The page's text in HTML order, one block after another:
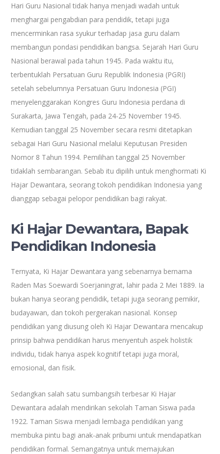
Hari Guru Nasional tidak hanya menjadi wadah untuk
menghargai pengabdian para pendidik, tetapi juga
mencerminkan rasa syukur terhadap jasa guru dalam
membangun pondasi pendidikan bangsa. Sejarah Hari Guru
Nasional berawal pada tahun 1945. Pada waktu itu,
terbentuklah Persatuan Guru Republik Indonesia (PGRI)
setelah sebelumnya Persatuan Guru Indonesia (PGI)
menyelenggarakan Kongres Guru Indonesia perdana di
Surakarta, Jawa Tengah, pada 24-25 November 1945.
Kemudian tanggal 25 November secara resmi ditetapkan
sebagai Hari Guru Nasional melalui Keputusan Presiden
Nomor 8 Tahun 1994. Pemilihan tanggal 25 November
tidaklah sembarangan. Sebab itu dipilih untuk menghormati Ki
Hajar Dewantara, seorang tokoh pendidikan Indonesia yang
dianggap sebagai pelopor pendidikan bagi rakyat.
Ki Hajar Dewantara, Bapak
Pendidikan Indonesia
Ternyata, Ki Hajar Dewantara yang sebenarnya bernama
Raden Mas Soewardi Soerjaningrat, lahir pada 2 Mei 1889. Ia
bukan hanya seorang pendidik, tetapi juga seorang pemikir,
budayawan, dan tokoh pergerakan nasional. Konsep
pendidikan yang diusung oleh Ki Hajar Dewantara mencakup
prinsip bahwa pendidikan harus menyentuh aspek holistik
individu, tidak hanya aspek kognitif tetapi juga moral,
emosional, dan fisik.
Sedangkan salah satu sumbangsih terbesar Ki Hajar
Dewantara adalah mendirikan sekolah Taman Siswa pada
1922. Taman Siswa menjadi lembaga pendidikan yang
membuka pintu bagi anak-anak pribumi untuk mendapatkan
pendidikan formal. Semangatnya untuk memajukan